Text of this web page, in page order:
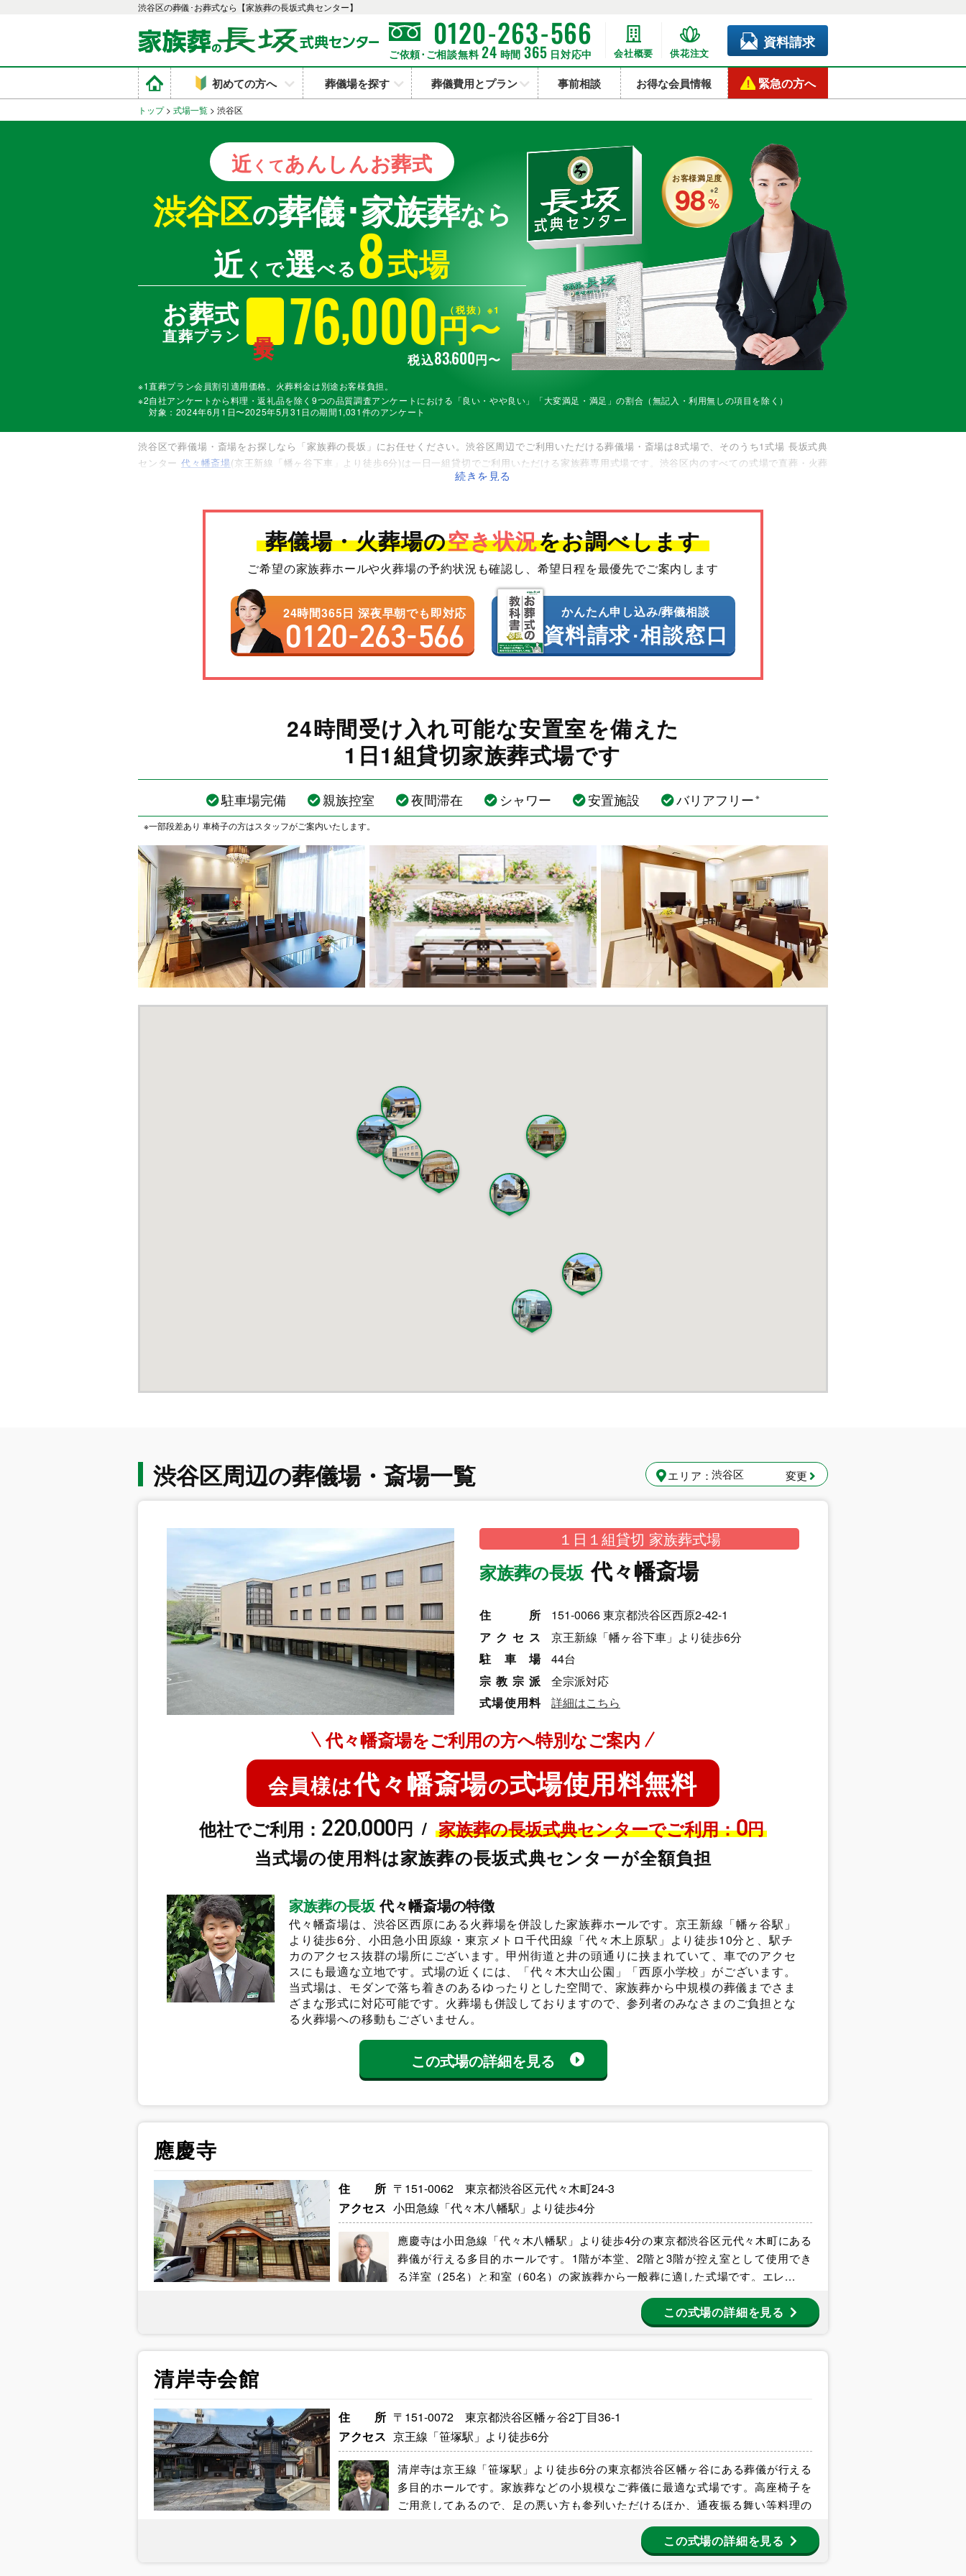
渋谷区の葬儀･お葬式なら【家族葬の長坂式典センター】
0120-263-566
ご依頼･ご相談無料 24 時間 365 日対応中 会社概要 供花注文
資料請求
初めての方へ 葬儀場を探す 葬儀費用とプラン 事前相談 お得な会員情報 緊急の方へ
トップ > 式場一覧 > 渋谷区
近くてあんしんお葬式
渋谷区の葬儀･家族葬なら
近くで選べる 8式場
お葬式
直葬プラン 76,000円〜
（税抜）※1
税込83,600円〜
お客様満足度
98%
※2
※1直葬プラン会員割引適用価格。火葬料金は別途お客様負担。
※2自社アンケートから料理・返礼品を除く9つの品質調査アンケートにおける「良い・やや良い」「大変満足・満足」の割合（無記入・利用無しの項目を除く）
対象：2024年6月1日〜2025年5月31日の期間1,031件のアンケート
渋谷区で葬儀場・斎場をお探しなら「家族葬の長坂」にお任せください。渋谷区周辺でご利用いただける葬儀場・斎場は8式場で、そのうち1式場 長坂式典
センター 代々幡斎場(京王新線「幡ヶ谷下車」より徒歩6分)は一日一組貸切でご利用いただける家族葬専用式場です。渋谷区内のすべての式場で直葬・火葬
式・一日葬・家族葬・一般葬が執り行えます。火葬は民営の代々幡斎場などを利用します。火葬料金は通常90,000円（最上等）でご利用いただけます。ただ
の式場の専用安置室またはご自宅へご搬送いたします。24時間365日、深夜早朝でも対応できる体制が整っておりますので安心してご連絡ください。
葬儀場・火葬場の空き状況をお調べします
ご希望の家族葬ホールや火葬場の予約状況も確認し、希望日程を最優先でご案内します
24時間365日 深夜早朝でも即対応
0120-263-566
かんたん申し込み/葬儀相談
資料請求･相談窓口
24時間受け入れ可能な安置室を備えた
1日1組貸切家族葬式場です
駐車場完備 親族控室 夜間滞在 シャワー 安置施設 バリアフリー ※
※一部段差あり 車椅子の方はスタッフがご案内いたします。
渋谷区周辺の葬儀場・斎場一覧 エリア： 変更
１日１組貸切 家族葬式場
家族葬の長坂 代々幡斎場
住所
151-0066 東京都渋谷区西原2-42-1
アクセス
京王新線「幡ヶ谷下車」より徒歩6分
駐車場
44台
宗教宗派
全宗派対応
式場使用料
詳細はこちら
代々幡斎場をご利用の方へ特別なご案内
会員様は代々幡斎場の式場使用料無料
他社でご利用： 220,000円 / 家族葬の長坂式典センターでご利用：0円
当式場の使用料は家族葬の長坂式典センターが全額負担
家族葬の長坂代々幡斎場の特徴
代々幡斎場は、渋谷区西原にある火葬場を併設した家族葬ホールです。京王新線「幡ヶ谷駅」
より徒歩6分、小田急小田原線・東京メトロ千代田線「代々木上原駅」より徒歩10分と、駅チ
カのアクセス抜群の場所にございます。甲州街道と井の頭通りに挟まれていて、車でのアクセ
スにも最適な立地です。式場の近くには、「代々木大山公園」「西原小学校」がございます。
当式場は、モダンで落ち着きのあるゆったりとした空間で、家族葬から中規模の葬儀までさま
ざまな形式に対応可能です。火葬場も併設しておりますので、参列者のみなさまのご負担とな
る火葬場への移動もございません。
この式場の詳細を見る
應慶寺
住所 〒151-0062 東京都渋谷区元代々木町24-3
アクセス 小田急線「代々木八幡駅」より徒歩4分
應慶寺は小田急線「代々木八幡駅」より徒歩4分の東京都渋谷区元代々木町にある
葬儀が行える多目的ホールです。1階が本堂、2階と3階が控え室として使用でき
る洋室（25名）と和室（60名）の家族葬から一般葬に適した式場です。エレ...
この式場の詳細を見る
清岸寺会館
住所 〒151-0072 東京都渋谷区幡ヶ谷2丁目36-1
アクセス 京王線「笹塚駅」より徒歩6分
清岸寺は京王線「笹塚駅」より徒歩6分の東京都渋谷区幡ヶ谷にある葬儀が行える
多目的ホールです。家族葬などの小規模なご葬儀に最適な式場です。高座椅子を
ご用意してあるので、足の悪い方も参列いただけるほか、通夜振る舞い等料理の
この式場の詳細を見る